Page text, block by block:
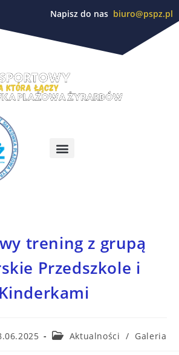
Napisz do nas biuro@pspz.pl
trening z grupą
Przedszkole i
Kinderkami
Aktualności / Galeria